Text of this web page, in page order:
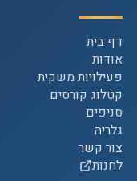
דף בית
אודות
פעילויות משקית
קטלוג קורסים
סניפים
גלריה
צור קשר
לחנות